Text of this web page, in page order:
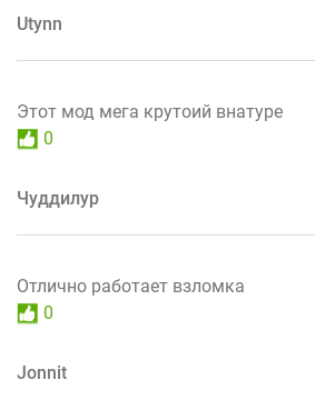
Utynn
Этот мод мега крутоий внатуре
0
Чуддилур
Отлично работает взломка
0
Jonnit